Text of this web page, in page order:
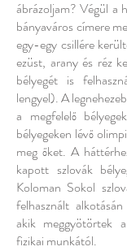
ábrázoljam? Végül a
bányaváros címere
egy-egy csillére
ezüst, arany és réz
bélyegét is
lengyel). A
a megfelelő
bélyegeken lévő
meg őket. A
kapott szlovák
Koloman Sokol
felhasznált
akik meggyötörtek
fizikai munkától.